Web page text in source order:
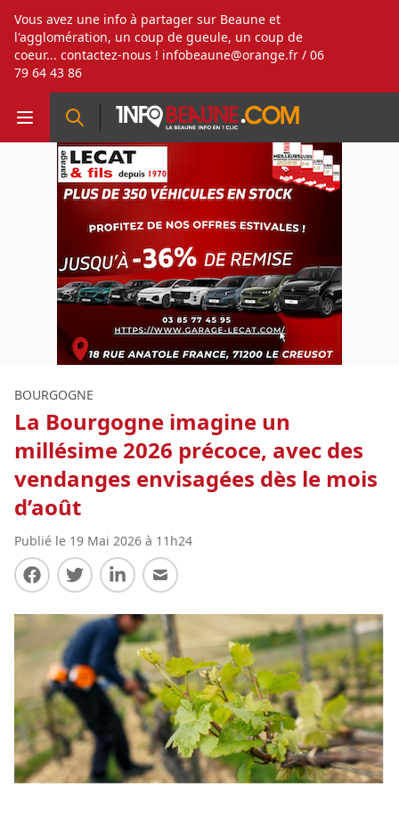
Vous avez une info à partager sur Beaune et
l'agglomération, un coup de gueule, un coup de
coeur... contactez-nous ! infobeaune@orange.fr / 06
79 64 43 86
BOURGOGNE
La Bourgogne imagine un
millésime 2026 précoce, avec des
vendanges envisagées dès le mois
d’août
Publié le 19 Mai 2026 à 11h24
Partager sur Facebook
Partager sur Twitter
Partager sur LinkedIn
Partager par E-mail